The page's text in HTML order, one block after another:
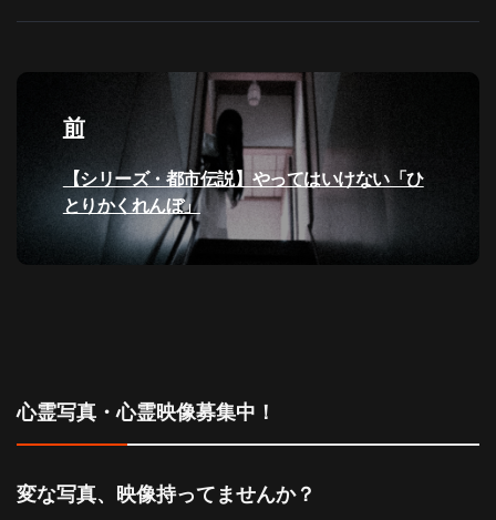
ナ
ビ
ョ
ン
前
過
去
の
【シリーズ・都市伝説】やってはいけない「ひ
とりかくれんぼ」
心霊写真・心霊映像募集中！
変な写真、映像持ってませんか？